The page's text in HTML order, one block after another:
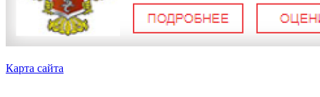
Карта сайта